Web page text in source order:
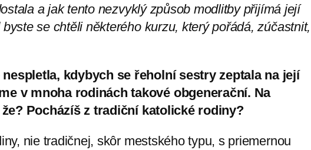
a jak tento nezvyklý způsob modlitby přijímá její
se chtěli některého kurzu, který pořádá, zúčastnit,
kdybych se řeholní sestry zeptala na její
v mnoha rodinách takové obgenerační. Na
Pocházíš z tradiční katolické rodiny?
nie tradičnej, skôr mestského typu, s priemernou